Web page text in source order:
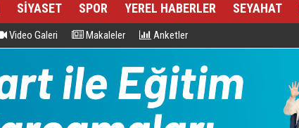
SİYASET SPOR YEREL HABERLER SEYAHAT
Video Galeri Makaleler Anketler